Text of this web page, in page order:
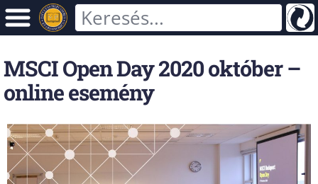
MSCI Open Day 2020 október –
online esemény